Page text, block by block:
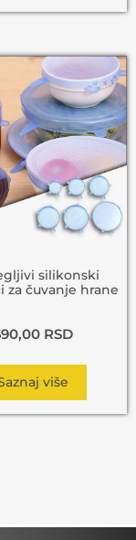
silikonski
za čuvanje hrane
RSD
više